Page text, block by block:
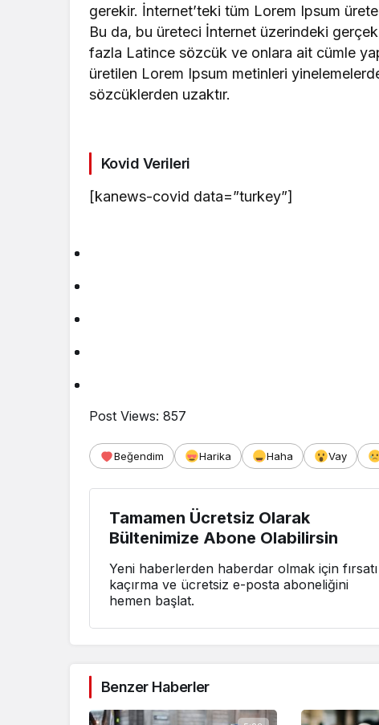
gerekir. İnternet’teki tüm Lorem Ipsum
Bu da, bu üreteci İnternet üzerindeki
fazla Latince sözcük ve onlara ait cümle
üretilen Lorem Ipsum metinleri
sözcüklerden uzaktır.
Kovid Verileri
[kanews-covid data=”turkey”]
Post Views: 857
Beğendim Harika Haha Vay
Tamamen Ücretsiz Olarak
Bültenimize Abone Olabilirsin
Yeni haberlerden haberdar olmak için fırsatı
kaçırma ve ücretsiz e-posta aboneliğini
hemen başlat.
Benzer Haberler